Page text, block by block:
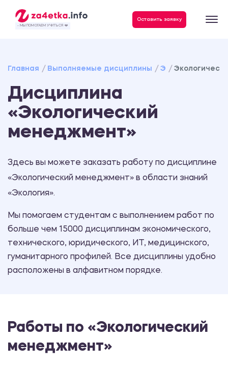
- МЫ ПОМОГАЕМ УЧИТЬСЯ ❤️
Оставить заявку
Главная Выполняемые дисциплины Э
Дисциплина
«Экологический
менеджмент»
Здесь вы можете заказать работу по дисциплине
«Экологический менеджмент» в области знаний
«Экология».
Мы помогаем студентам с выполнением работ по
больше чем 15000 дисциплинам экономического,
технического, юридического, ИТ, медицинского,
гуманитарного профилей. Все дисциплины удобно
расположены в алфавитном порядке.
Работы по «Экологический
менеджмент»